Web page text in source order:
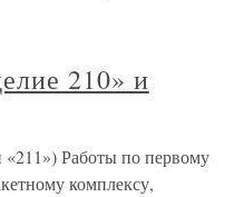
210» и
«211») Работы по первому
комплексу,